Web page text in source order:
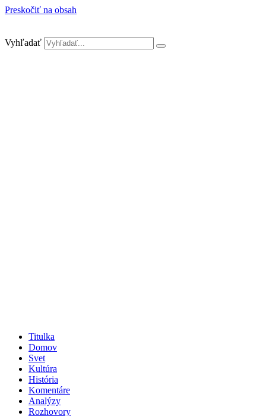
Preskočiť na obsah
Vyhľadať
Titulka
Domov
Svet
Kultúra
História
Komentáre
Analýzy
Rozhovory